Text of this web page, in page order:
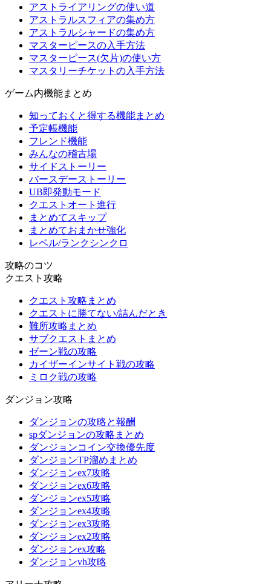
アストライアリングの使い道
アストラルスフィアの集め方
アストラルシャードの集め方
マスターピースの入手方法
マスターピース(欠片)の使い方
マスタリーチケットの入手方法
ゲーム内機能まとめ
知っておくと得する機能まとめ
予定帳機能
フレンド機能
みんなの稽古場
サイドストーリー
バースデーストーリー
UB即発動モード
クエストオート進行
まとめてスキップ
まとめておまかせ強化
レベル/ランクシンクロ
攻略のコツ
クエスト攻略
クエスト攻略まとめ
クエストに勝てない/詰んだとき
難所攻略まとめ
サブクエストまとめ
ゼーン戦の攻略
カイザーインサイト戦の攻略
ミロク戦の攻略
ダンジョン攻略
ダンジョンの攻略と報酬
spダンジョンの攻略まとめ
ダンジョンコイン交換優先度
ダンジョンTP溜めまとめ
ダンジョンex7攻略
ダンジョンex6攻略
ダンジョンex5攻略
ダンジョンex4攻略
ダンジョンex3攻略
ダンジョンex2攻略
ダンジョンex攻略
ダンジョンvh攻略